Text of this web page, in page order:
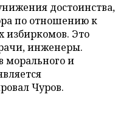
достоинства,
по отношению к
избиркомов. Это
инженеры.
морального и
Чуров.